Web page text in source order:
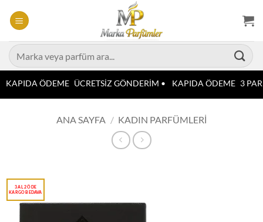
atla
Ara:
KAPIDA ÖDEME ÜCRETSİZ GÖNDERİM • KAPIDA ÖDEME 3
ANA SAYFA / KADIN PARFÜMLERI